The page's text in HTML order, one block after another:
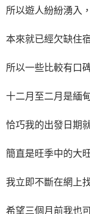
所以遊人紛紛湧入，
本來就已經欠缺住
所以一些比較有口
十二月至二月是緬
恰巧我的出發日期
簡直是旺季中的大
我立即不斷在網上
希望三個月前我也